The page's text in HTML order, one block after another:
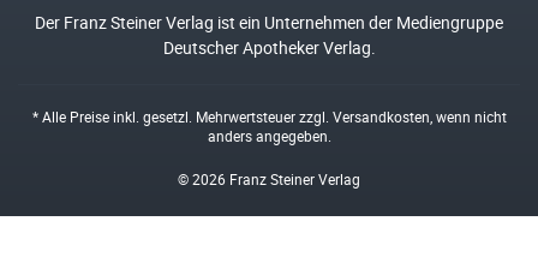
Der Franz Steiner Verlag ist ein Unternehmen der Mediengruppe
Deutscher Apotheker Verlag.
* Alle Preise inkl. gesetzl. Mehrwertsteuer zzgl. Versandkosten , wenn nicht
anders angegeben.
© 2026 Franz Steiner Verlag